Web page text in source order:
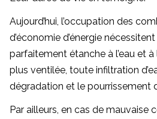
Aujourd’hui, l’occupation des
d’économie d’énergie
parfaitement étanche à l’eau et à
plus ventilée, toute infiltration
dégradation et le pourrissement
Par ailleurs, en cas de mauvaise